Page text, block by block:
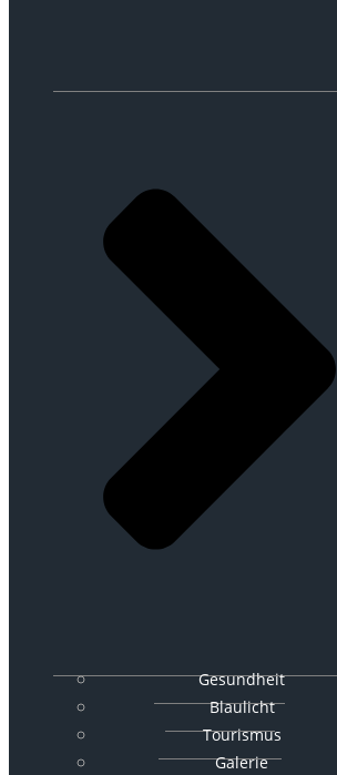
Gesundheit
Blaulicht
Tourismus
Galerie